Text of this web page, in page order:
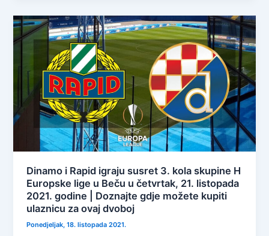
Dinamo i Rapid igraju susret 3. kola skupine H
Europske lige u Beču u četvrtak, 21. listopada
2021. godine | Doznajte gdje možete kupiti
ulaznicu za ovaj dvoboj
Ponedjeljak, 18. listopada 2021.